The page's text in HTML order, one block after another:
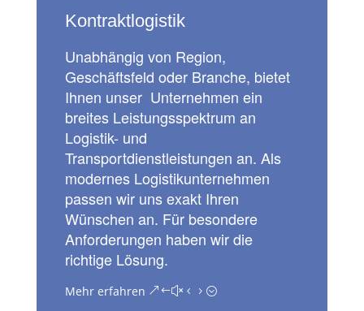
Kontraktlogistik
Unabhängig von Region,
Geschäftsfeld oder Branche, bietet
Ihnen unser Unternehmen ein
breites Leistungsspektrum an
Logistik- und
Transportdienstleistungen an. Als
modernes Logistikunternehmen
passen wir uns exakt Ihren
Wünschen an. Für besondere
Anforderungen haben wir die
richtige Lösung.
Mehr erfahren